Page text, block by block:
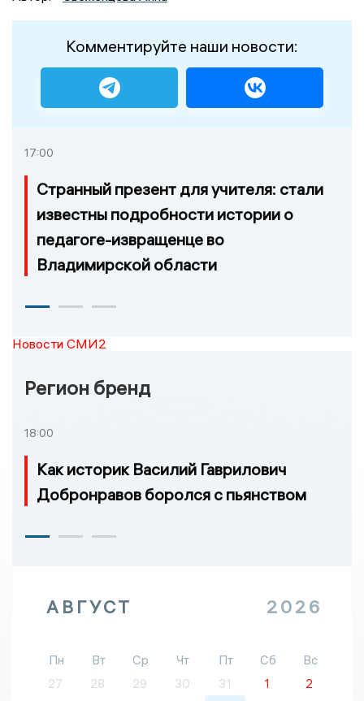
Комментируйте наши новости:
17:00
Странный презент для учителя: стали
известны подробности истории о
педагоге-извращенце во
Владимирской области
Новости СМИ2
Регион бренд
18:00
Как историк Василий Гаврилович
Добронравов боролся с пьянством
АВГУСТ 2026
Пн Вт Ср Чт Пт Сб
Вс
27
28 29 30 31 1
2